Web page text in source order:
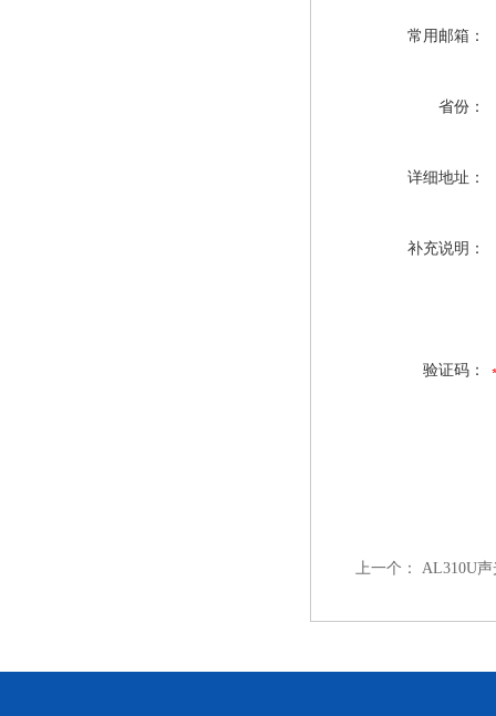
常用邮箱：
省份：
详细地址：
补充说明：
验证码：
上一个： AL310U